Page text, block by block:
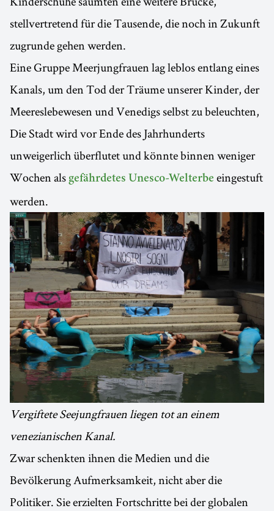
stellvertretend für die Tausende, die noch in Zukunft
zugrunde gehen werden.
Eine Gruppe Meerjungfrauen lag leblos entlang eines
Kanals, um den Tod der Träume unserer Kinder, der
Meereslebewesen und Venedigs selbst zu beleuchten,
Die Stadt wird vor Ende des Jahrhunderts
unweigerlich überflutet und könnte binnen weniger
Wochen als gefährdetes Unesco-Welterbe eingestuft
werden.
Vergiftete Seejungfrauen liegen tot an einem
venezianischen Kanal.
Zwar schenkten ihnen die Medien und die
Bevölkerung Aufmerksamkeit, nicht aber die
Politiker. Sie erzielten Fortschritte bei der globalen